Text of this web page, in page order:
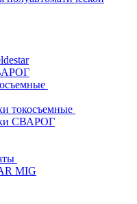
токосъемные
СВАРОГ
MIG